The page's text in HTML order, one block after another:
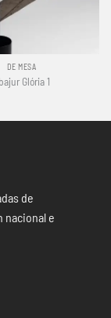
DE MESA
Glória 1
de
nacional e